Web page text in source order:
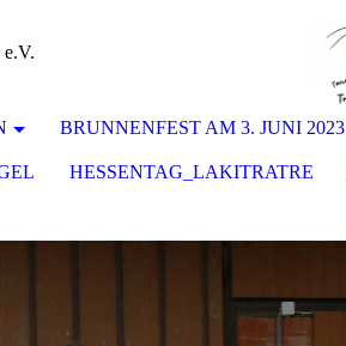
BRUNNENFEST AM 3. JUNI 2023
HESSENTAG_LAKITRATRE